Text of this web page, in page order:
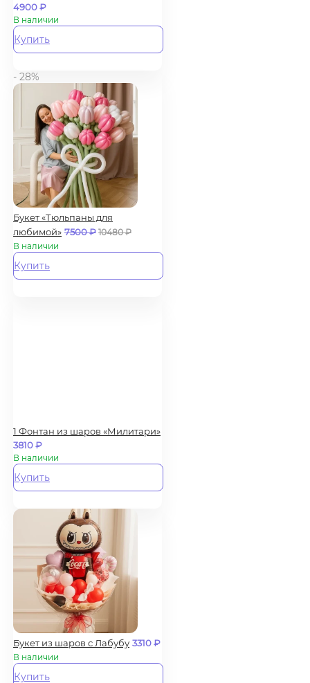
4900₽
В наличии
Купить
- 28%
Букет «Тюльпаны для
любимой» 7500₽ 10480₽
В наличии
Купить
1 Фонтан из шаров «Милитари»
3810₽
В наличии
Купить
Букет из шаров с Лабубу 3310₽
В наличии
Купить